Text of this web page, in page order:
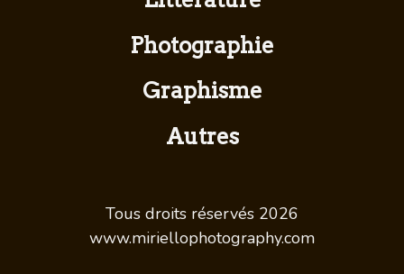
Photographie
Graphisme
Autres
Tous droits réservés 2026
www.miriellophotography.com